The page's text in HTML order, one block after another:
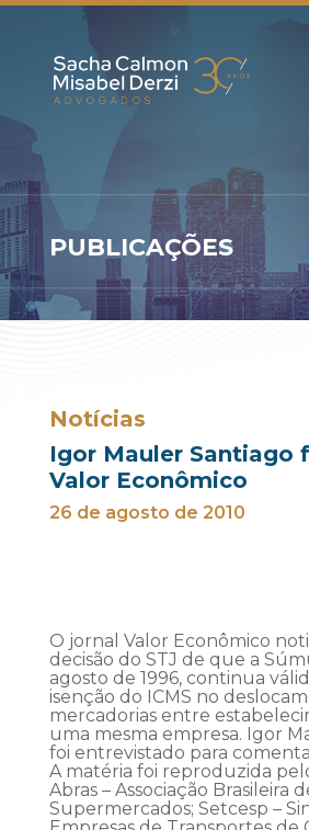
PUBLICAÇÕES
Notícias
Igor Mauler Santiago
Valor Econômico
26 de agosto de 2010
O jornal Valor Econômico
decisão do STJ de que a
agosto de 1996, continua
isenção do ICMS no
mercadorias entre
uma mesma empresa. Igor
foi entrevistado para
A matéria foi reproduzida
Abras – Associação Brasileira
Supermercados; Setcesp –